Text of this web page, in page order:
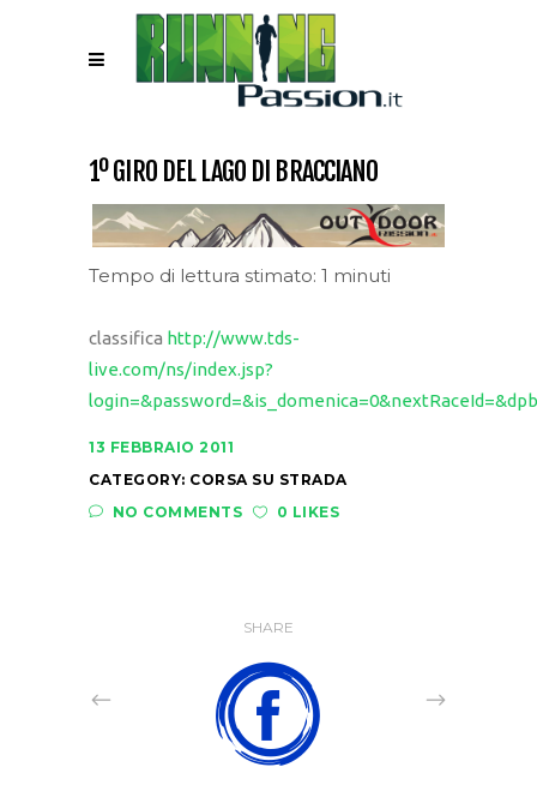
1º GIRO DEL LAGO DI BRACCIANO
Tempo di lettura stimato: 1 minuti
classifica http://www.tds-
live.com/ns/index.jsp?
13 FEBBRAIO 2011
CATEGORY: CORSA SU STRADA
NO COMMENTS
0 LIKES
SHARE